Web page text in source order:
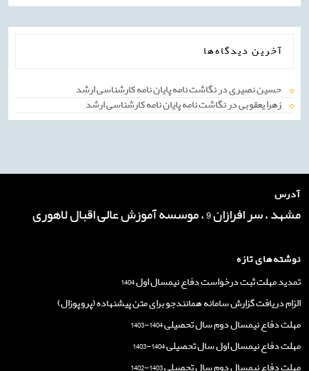
آخرین دیدگاه‌ها
حسین نصیریدرنگاشت نامه پایان نامه کارشناسی ارشد
زهرا یعقوبیدرنگاشت نامه پایان نامه کارشناسی ارشد
آدرس
مشهد ، سر افرازان 9 ، موسسه آموزش عالی اقبال لاهوری
نوشته‌های تازه
تمدید مهلت ثبت درخواست دفاع نیمسال اول 1404
الزام دریافت گزارش سامانه همانندجو برای متن پیشنهاده (پروپوزال)
مهلت دفاع نیمسال دوم سال تحصیلی 1404-1403
مهلت دفاع نیمسال اول سال تحصیلی 1404-1403
مهلت دفاع نیمسال دوم سال تحصیلی 1403-1402